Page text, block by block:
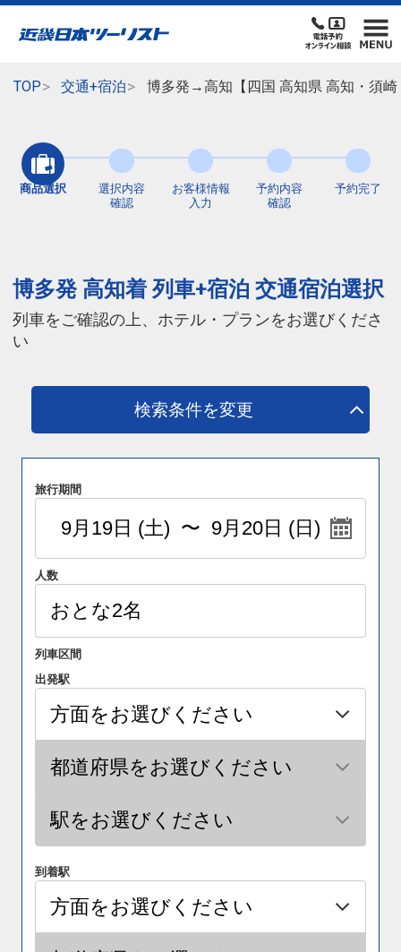
TOP 交通+宿泊 博多発→高知【四国 高知県 高知・須
商品選択
選択内容
確認
お客様情報
入力
予約内容
確認
予約完了
博多発 高知着 列車+宿泊 交通宿泊選択
列車をご確認の上、ホテル・プランをお選びくださ
い
検索条件を変更
旅行期間
人数
列車区間
出発駅
到着駅